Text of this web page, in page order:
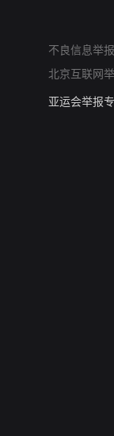
不良信息举
北京互联网
算法推荐专项
亚运会举报